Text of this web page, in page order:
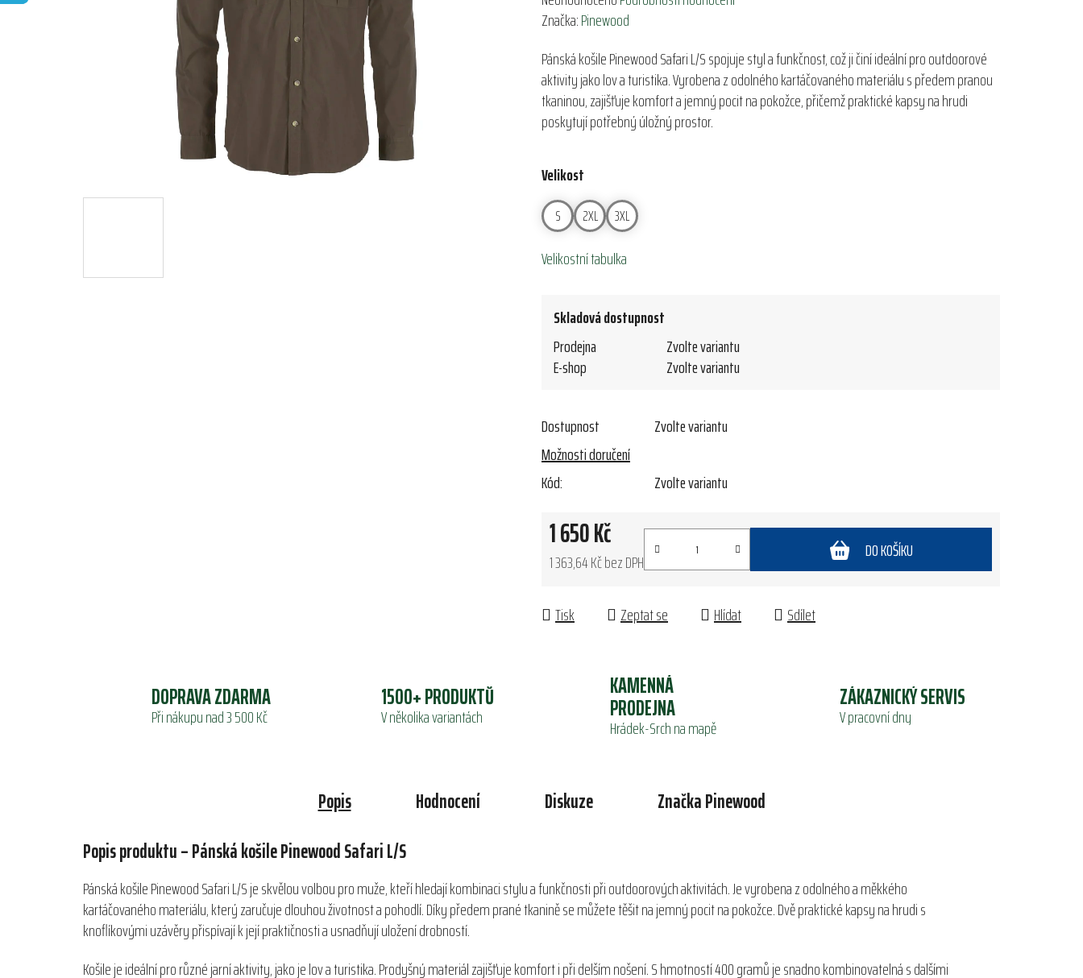
hodnocení
je
0,0
z
5
Značka:Pinewood
Pánská košile Pinewood Safari L/S spojuje styl a funkčnost, což ji činí ideální pro outdoorové
aktivity jako lov a turistika. Vyrobena z odolného kartáčovaného materiálu s předem pranou
tkaninou, zajišťuje komfort a jemný pocit na pokožce, přičemž praktické kapsy na hrudi
poskytují potřebný úložný prostor.
Velikost
S 2XL 3XL
Velikostní tabulka
Skladová dostupnost
Prodejna
Zvolte variantu
E-shop
Zvolte variantu
Dostupnost
Zvolte variantu
Možnosti doručení
Kód:
Zvolte variantu
1 650 Kč
1 363,64 Kč bez DPH
DO KOŠÍKU
Tisk Zeptat se Hlídat Sdílet
DOPRAVA ZDARMA
Při nákupu nad 3 500 Kč
1500+ PRODUKTŮ
V několika variantách
KAMENNÁ
PRODEJNA
Hrádek-Srch na mapě
ZÁKAZNICKÝ SERVIS
V pracovní dny
Popis Hodnocení Diskuze ZnačkaPinewood
Popis produktu – Pánská košile Pinewood Safari L/S
Pánská košile Pinewood Safari L/S je skvělou volbou pro muže, kteří hledají kombinaci stylu a funkčnosti při outdoorových aktivitách. Je vyrobena z odolného a měkkého
kartáčovaného materiálu, který zaručuje dlouhou životnost a pohodlí. Díky předem prané tkanině se můžete těšit na jemný pocit na pokožce. Dvě praktické kapsy na hrudi s
knoflíkovými uzávěry přispívají k její praktičnosti a usnadňují uložení drobností.
Košile je ideální pro různé jarní aktivity, jako je lov a turistika. Prodyšný materiál zajišťuje komfort i při delším nošení. S hmotností 400 gramů je snadno kombinovatelná s dalšími